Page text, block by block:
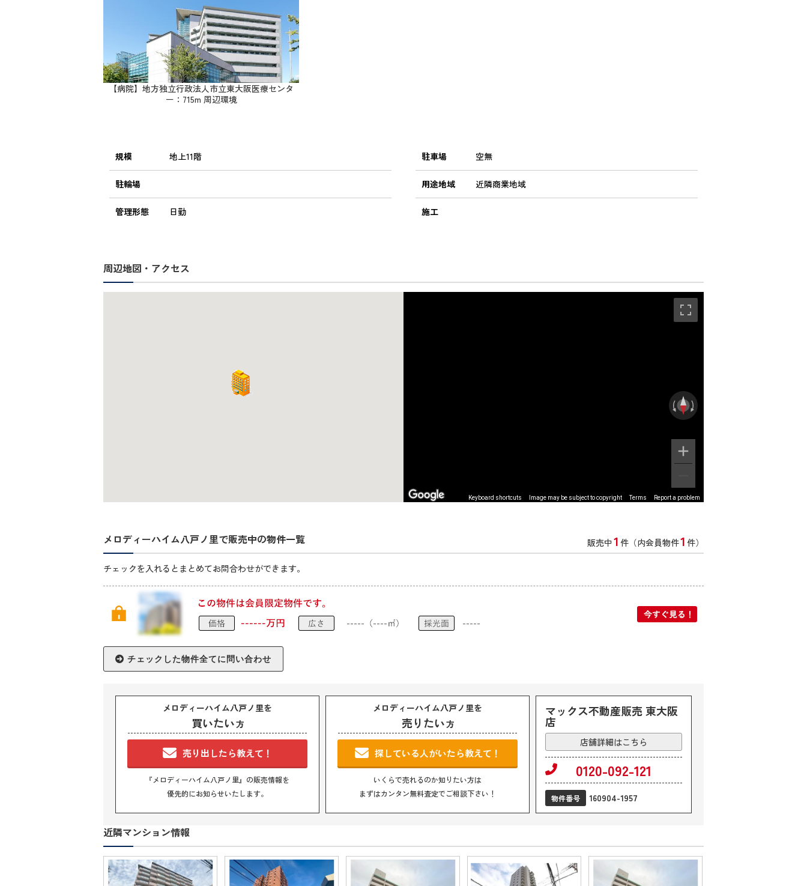
【病院】地方独立行政法人市立東大阪医療センタ
ー：715m 周辺環境
規模 地上11階
駐輪場
管理形態 日勤
駐車場 空無
用途地域 近隣商業地域
施工
周辺地図・アクセス
Keyboard shortcuts Image may be subject to copyright Terms Report a problem
メロディーハイム八戸ノ里で販売中の物件一覧 販売中1 件（内会員物件1 件）
チェックを入れるとまとめてお問合わせができます。
メロディーハイム八戸ノ里を
買いたい方
売り出したら教えて！
『メロディーハイム八戸ノ里』の販売情報を
優先的にお知らせいたします。
メロディーハイム八戸ノ里を
売りたい方
探している人がいたら教えて！
いくらで売れるのか知りたい方は
まずはカンタン無料査定でご相談下さい！
マックス不動産販売 東大阪
店
店舗詳細はこちら
0120-092-121
物件番号 160904-1957
近隣マンション情報